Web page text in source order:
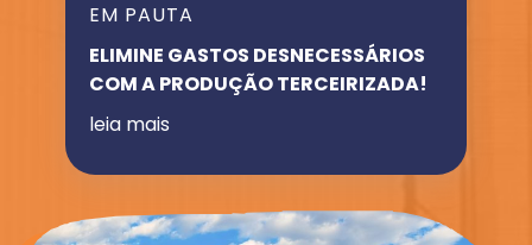
EM PAUTA
ELIMINE GASTOS DESNECESSÁRIOS
COM A PRODUÇÃO TERCEIRIZADA!
leia mais